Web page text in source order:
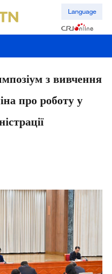
Language
з вивчення
про роботу у